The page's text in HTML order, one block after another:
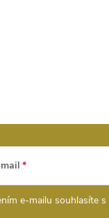
e-mailu souhlasíte s